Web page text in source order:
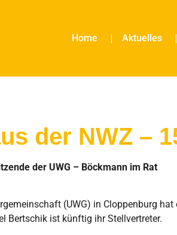
Home Aktuelles
der NWZ –
der UWG – Böckmann im Rat
(UWG) in Cloppenburg
Bertschik ist künftig ihr Stellvertreter.